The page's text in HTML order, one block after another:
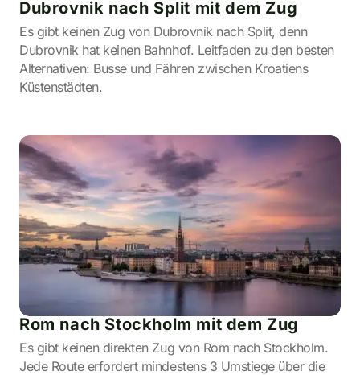
Dubrovnik nach Split mit dem Zug
Es gibt keinen Zug von Dubrovnik nach Split, denn
Dubrovnik hat keinen Bahnhof. Leitfaden zu den besten
Alternativen: Busse und Fähren zwischen Kroatiens
Küstenstädten.
Rom nach Stockholm mit dem Zug
Es gibt keinen direkten Zug von Rom nach Stockholm.
Jede Route erfordert mindestens 3 Umstiege über die